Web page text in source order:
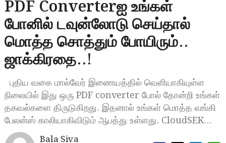
PDF Converterஐ உங்கள்
போனில் டவுன்லோடு செய்தால்
மொத்த சொத்தும் போயிரும்..
ஜாக்கிரதை..!
புதிய வகை மால்வேர் இணையத்தில் வெளியாகியுள்ள
நிலையில் இது ஒரு PDF converter போல் தோன்றி உங்கள்
தகவல்களை திருடுகிறது. இதனால் உங்கள் மொத்த வங்கி
பேலன்ஸ் காலியாகிவிடும் ஆபத்து உள்ளது. CloudSEK…
Bala Siva